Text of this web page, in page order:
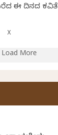
ಈ ದಿನದ ಕವಿತೆ
X
Load More